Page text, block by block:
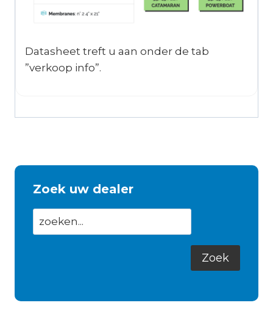
Datasheet treft u aan onder de tab
”verkoop info”.
Zoek uw dealer